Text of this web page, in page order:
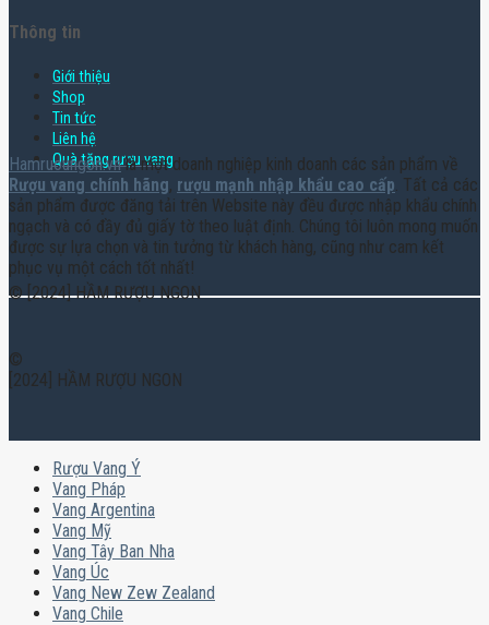
Thông tin
Giới thiệu
Shop
Tin tức
Liên hệ
Quà tặng rượu vang
Hamruoungon.vnlà một doanh nghiệp kinh doanh các sản phẩm về
Rượu vang chính hãng, rượu mạnh nhập khẩu cao cấp. Tất cả các
sản phẩm được đăng tải trên Website này đều được nhập khẩu chính
ngạch và có đầy đủ giấy tờ theo luật định. Chúng tôi luôn mong muốn
được sự lựa chọn và tin tưởng từ khách hàng, cũng như cam kết
phục vụ một cách tốt nhất!
© [2024] HẦM RƯỢU NGON
©
[2024] HẦM RƯỢU NGON
Rượu Vang Ý
Vang Pháp
Vang Argentina
Vang Mỹ
Vang Tây Ban Nha
Vang Úc
Vang New Zew Zealand
Vang Chile